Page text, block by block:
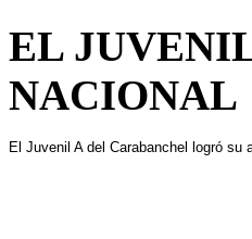
EL
NACIONAL
El Juvenil A del Carabanchel logró